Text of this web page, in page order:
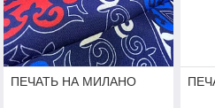
ПЕЧАТЬ НА МИЛАНО